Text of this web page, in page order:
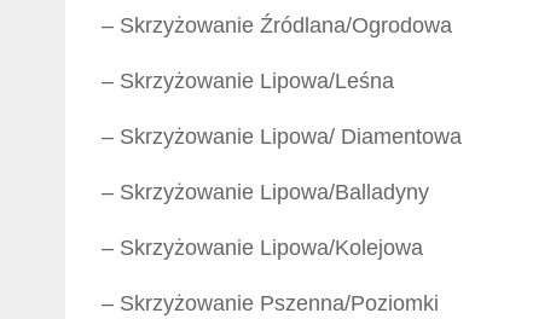
– Skrzyżowanie Źródlana/Ogrodowa
– Skrzyżowanie Lipowa/Leśna
– Skrzyżowanie Lipowa/ Diamentowa
– Skrzyżowanie Lipowa/Balladyny
– Skrzyżowanie Lipowa/Kolejowa
– Skrzyżowanie Pszenna/Poziomki